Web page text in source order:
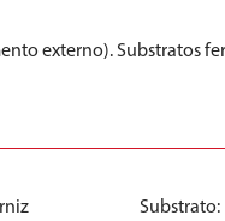
externo). Substratos
Substrato: